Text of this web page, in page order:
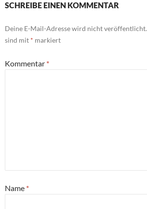
SCHREIBE EINEN KOMMENTAR
Deine E-Mail-Adresse wird nicht veröffentlicht.
sind mit * markiert
Kommentar *
Name *